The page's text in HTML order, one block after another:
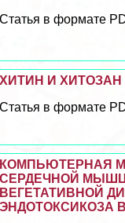
Статья в формате
ХИТИН И ХИТОЗАН
Статья в формате
КОМПЬЮТЕРНАЯ
СЕРДЕЧНОЙ
ВЕГЕТАТИВНОЙ
ЭНДОТОКСИКОЗА